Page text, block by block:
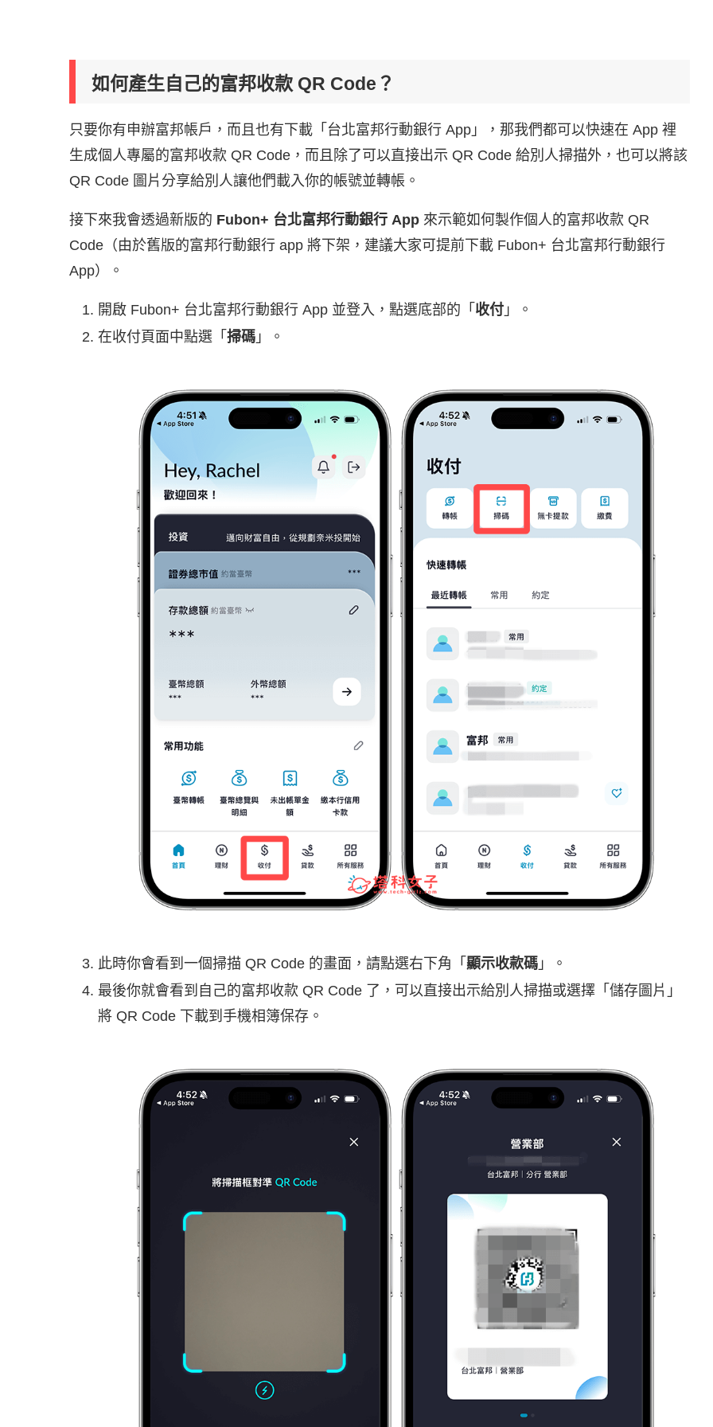
如何產生自己的富邦收款 QR Code？
只要你有申辦富邦帳戶，而且也有下載「台北富邦行動銀行 App」，那我們都可以快速在 App 裡
生成個人專屬的富邦收款 QR Code，而且除了可以直接出示 QR Code 給別人掃描外，也可以將該
QR Code 圖片分享給別人讓他們載入你的帳號並轉帳。
接下來我會透過新版的 Fubon+ 台北富邦行動銀行 App 來示範如何製作個人的富邦收款 QR
Code（由於舊版的富邦行動銀行 app 將下架，建議大家可提前下載 Fubon+ 台北富邦行動銀行
App）。
開啟 Fubon+ 台北富邦行動銀行 App 並登入，點選底部的「 收付 」。
在收付頁面中點選「 掃碼 」。
此時你會看到一個掃描 QR Code 的畫面，請點選右下角「 顯示收款碼 」。
最後你就會看到自己的富邦收款 QR Code 了，可以直接出示給別人掃描或選擇「儲存圖片」
將 QR Code 下載到手機相簿保存。